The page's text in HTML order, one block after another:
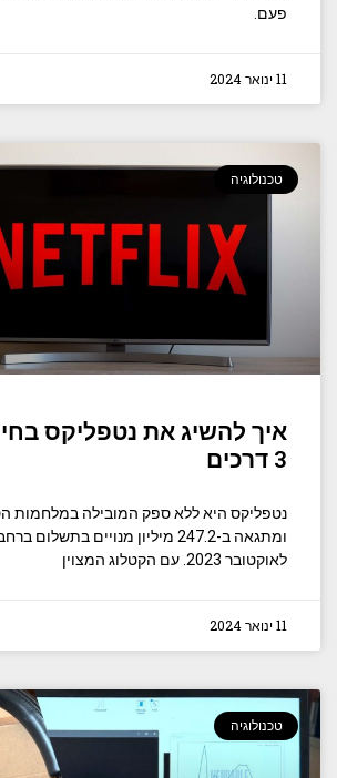
פעם.
11 ינואר 2024
טכנולוגיה
איך להשיג את נטפליקס
3 דרכים
נטפליקס היא ללא ספק המובילה במלחמות
ומתגאה ב-247.2 מיליון מנויים
לאוקטובר 2023. עם הקטלוג המצוין
11 ינואר 2024
טכנולוגיה